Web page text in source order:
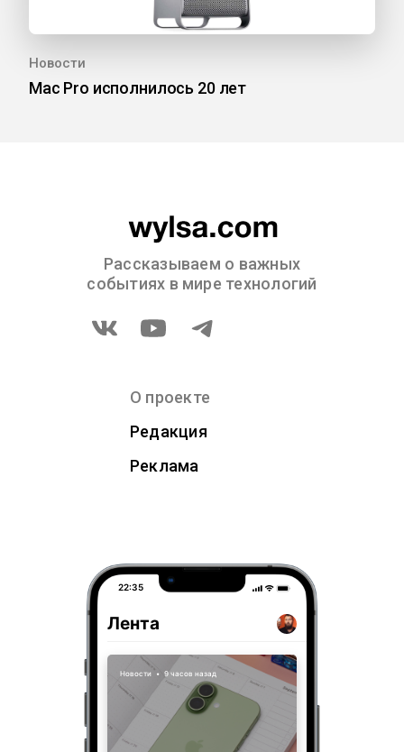
Новости
Mac Pro исполнилось 20 лет
Рассказываем о важных
событиях в мире технологий
О проекте
Редакция
Реклама
22:35
Лента
Новости • 9 часов назад